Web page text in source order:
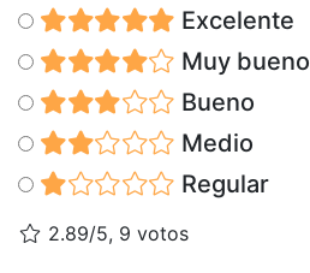
Excelente
Muy bueno
Bueno
Medio
Regular
2.89/5, 9 votos